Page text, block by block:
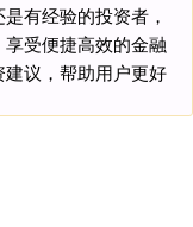
有经验的投资者，
受便捷高效的金融
议，帮助用户更好